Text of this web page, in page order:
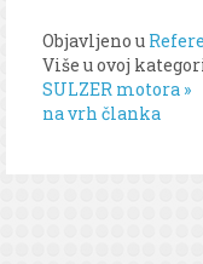
Objavljeno u
Više u ovoj
SULZER motora »
na vrh članka